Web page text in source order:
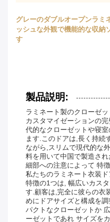
グレーのダブルオープンラミ
ッシュな外観で機能的な収納
す
製品説明:
ラミネート製のクローゼ
カスタマイゼーションの
代的なクローゼットや寝
ます.このドアは,長く持続
ながら,スリムで現代的な
料を用いて中国で製造さ
細部への注意によって 特
私たちのラミネート衣装
特徴の1つは, 幅広いカス
す.顧客は,完全に彼らの衣
めにドアサイズと構成を
パクトなクローゼットか
ーゼットであれ サイズを